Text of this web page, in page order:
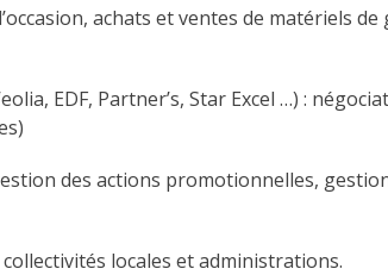
achats et ventes de matériels
EDF, Partner’s, Star Excel …) :
des actions promotionnelles,
locales et administrations.